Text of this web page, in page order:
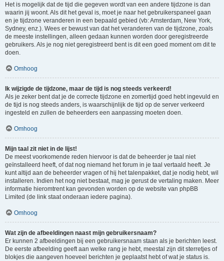
Het is mogelijk dat de tijd die gegeven wordt van een andere tijdzone is dan
waarin jij woont. Als dit het geval is, moet je naar het gebruikerspaneel gaan
en je tijdzone veranderen in een bepaald gebied (vb: Amsterdam, New York,
Sydney, enz.). Wees er bewust van dat het veranderen van de tijdzone, zoals
de meeste instellingen, alleen gedaan kunnen worden door geregistreerde
gebruikers. Als je nog niet geregistreerd bent is dit een goed moment om dit te
doen.
Omhoog
Ik wijzigde de tijdzone, maar de tijd is nog steeds verkeerd!
Als je zeker bent dat je de correcte tijdzone en zomertijd goed hebt ingevuld en
de tijd is nog steeds anders, is waarschijnlijk de tijd op de server verkeerd
ingesteld en zullen de beheerders een aanpassing moeten doen.
Omhoog
Mijn taal zit niet in de lijst!
De meest voorkomende reden hiervoor is dat de beheerder je taal niet
geïnstalleerd heeft, of dat nog niemand het forum in je taal vertaald heeft. Je
kunt altijd aan de beheerder vragen of hij het talenpakket, dat je nodig hebt, wil
installeren. Indien het nog niet bestaat, mag je gerust de vertaling maken. Meer
informatie hieromtrent kan gevonden worden op de website van phpBB
Limited (de link staat onderaan iedere pagina).
Omhoog
Wat zijn de afbeeldingen naast mijn gebruikersnaam?
Er kunnen 2 afbeeldingen bij een gebruikersnaam staan als je berichten leest.
De eerste afbeelding geeft aan welke rang je hebt, meestal zijn dit sterretjes of
blokjes die aangeven hoeveel berichten je geplaatst hebt of wat je status is.